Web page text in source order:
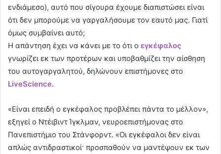
ενδιάμεσο), αυτό που σίγουρα έχουμε διαπιστώσει είναι
ότι δεν μπορούμε να γαργαλήσουμε τον εαυτό μας. Γιατί
όμως συμβαίνει αυτό;
Η απάντηση έχει να κάνει με το ότι ο εγκέφαλος
γνωρίζει εκ των προτέρων και υποβαθμίζει την αίσθηση
του αυτογαργαλητού, δηλώνουν επιστήμονες στο
LiveScience.
«Είναι επειδή ο εγκέφαλος προβλέπει πάντα το μέλλον»,
εξηγεί ο Ντέιβιντ Ίγκλμαν, νευροεπιστήμονας στο
Πανεπιστήμιο του Στάνφορντ. «Οι εγκέφαλοι δεν είναι
απλώς αντιδραστικοί· προσπαθούν να μαντέψουν εκ των